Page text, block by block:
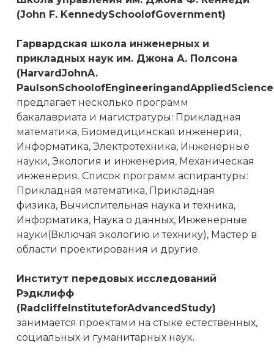
(John F. KennedySchoolofGovernment)
Гарвардская школа инженерных и
прикладных наук им. Джона А. Полсона
(HarvardJohnA.
предлагает несколько программ
бакалавриата и магистратуры: Прикладная
математика, Биомедицинская инженерия,
Информатика, Электротехника, Инженерные
науки, Экология и инженерия, Механическая
инженерия. Список программ аспирантуры:
Прикладная математика, Прикладная
физика, Вычислительная наука и техника,
Информатика, Наука о данных, Инженерные
науки(Включая экологию и технику), Мастер в
области проектирования и другие.
Институт передовых исследований
Рэдклифф
(RadcliffeInstituteforAdvancedStudy)
занимается проектами на стыке естественных,
социальных и гуманитарных наук.